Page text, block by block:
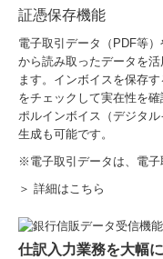
証憑保存機能
電子取引データ（PDF等
から読み取ったデータを
ます。インボイスを保存
をチェックして実在性を
ポルインボイス（デジタ
生成も可能です。
※電子取引データは、電子
＞ 詳細はこちら
仕訳入力業務を大幅